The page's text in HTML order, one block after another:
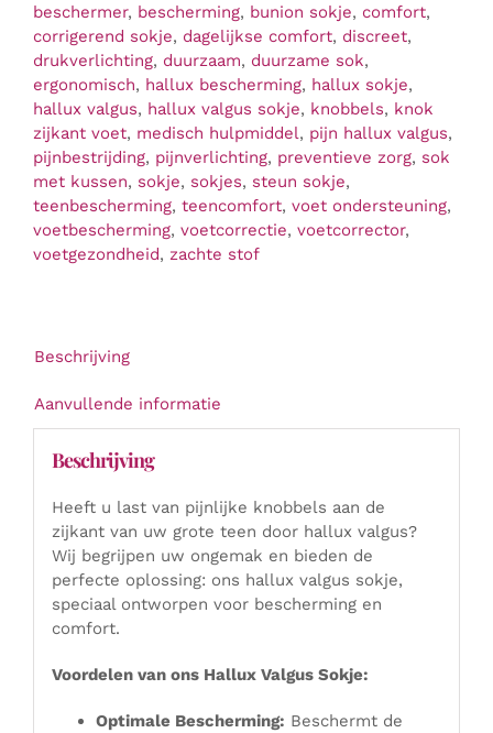
beschermer, bescherming, bunion sokje, comfort,
corrigerend sokje, dagelijkse comfort, discreet,
drukverlichting, duurzaam, duurzame sok,
ergonomisch, hallux bescherming, hallux sokje,
hallux valgus, hallux valgus sokje, knobbels, knok
zijkant voet, medisch hulpmiddel, pijn hallux valgus,
pijnbestrijding, pijnverlichting, preventieve zorg, sok
met kussen, sokje, sokjes, steun sokje,
teenbescherming, teencomfort, voet ondersteuning,
voetbescherming, voetcorrectie, voetcorrector,
voetgezondheid, zachte stof
Beschrijving
Aanvullende informatie
Beschrijving
Heeft u last van pijnlijke knobbels aan de
zijkant van uw grote teen door hallux valgus?
Wij begrijpen uw ongemak en bieden de
perfecte oplossing: ons hallux valgus sokje,
speciaal ontworpen voor bescherming en
comfort.
Voordelen van ons Hallux Valgus Sokje:
Optimale Bescherming: Beschermt de